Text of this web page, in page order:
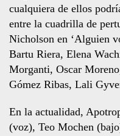
cualquiera de ellos
entre la cuadrilla de
Nicholson en ‘Alguien
Bartu Riera, Elena
Morganti, Oscar
Gómez Ribas, Lali
En la actualidad,
(voz), Teo Mochen